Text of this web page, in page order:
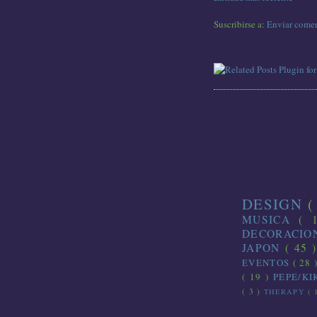
Suscribirse a: Enviar
DESIGN
MUSICA(
JAPON ( 45 )
EVENTOS ( 28 )
( 19 )PEPE/
( 3 ) THERAPY(